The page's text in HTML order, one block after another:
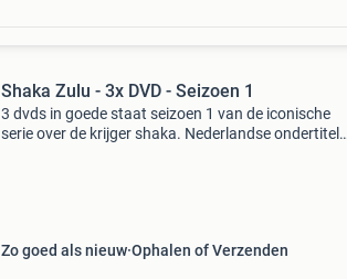
Shaka Zulu - 3x DVD - Seizoen 1
3 dvds in goede staat seizoen 1 van de iconische
serie over de krijger shaka. Nederlandse ondertitels
Zo goed als nieuw Ophalen of Verzenden